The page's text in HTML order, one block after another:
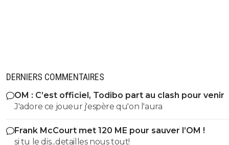
DERNIERS COMMENTAIRES
OM : C’est officiel, Todibo part au clash pour venir
J'adore ce joueur j'espère qu'on l'aura
Frank McCourt met 120 ME pour sauver l’OM !
si tu le dis...detailles nous tout!